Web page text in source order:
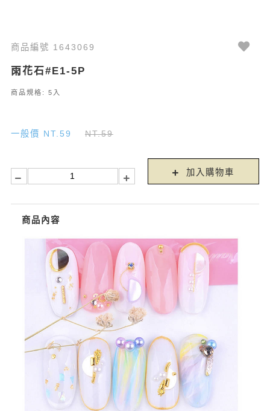
商品編號 1643069
雨花石#E1-5P
商品規格: 5入
一般價 NT.59 NT.59
加入購物車
商品內容